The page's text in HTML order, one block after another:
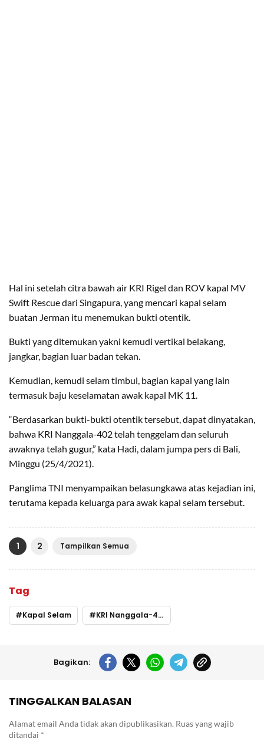
Hal ini setelah citra bawah air KRI Rigel dan ROV kapal MV
Swift Rescue dari Singapura, yang mencari kapal selam
buatan Jerman itu menemukan bukti otentik.
Bukti yang ditemukan yakni kemudi vertikal belakang,
jangkar, bagian luar badan tekan.
Kemudian, kemudi selam timbul, bagian kapal yang lain
termasuk baju keselamatan awak kapal MK 11.
“Berdasarkan bukti-bukti otentik tersebut, dapat dinyatakan,
bahwa KRI Nanggala-402 telah tenggelam dan seluruh
awaknya telah gugur,” kata Hadi, dalam jumpa pers di Bali,
Minggu (25/4/2021).
Panglima TNI menyampaikan belasungkawa atas kejadian ini,
terutama kepada keluarga para awak kapal selam tersebut.
1 2 Tampilkan Semua
Tag
Kapal Selam KRI Nanggala-402
Bagikan:
TINGGALKAN BALASAN
Alamat email Anda tidak akan dipublikasikan. Ruas yang wajib
ditandai *